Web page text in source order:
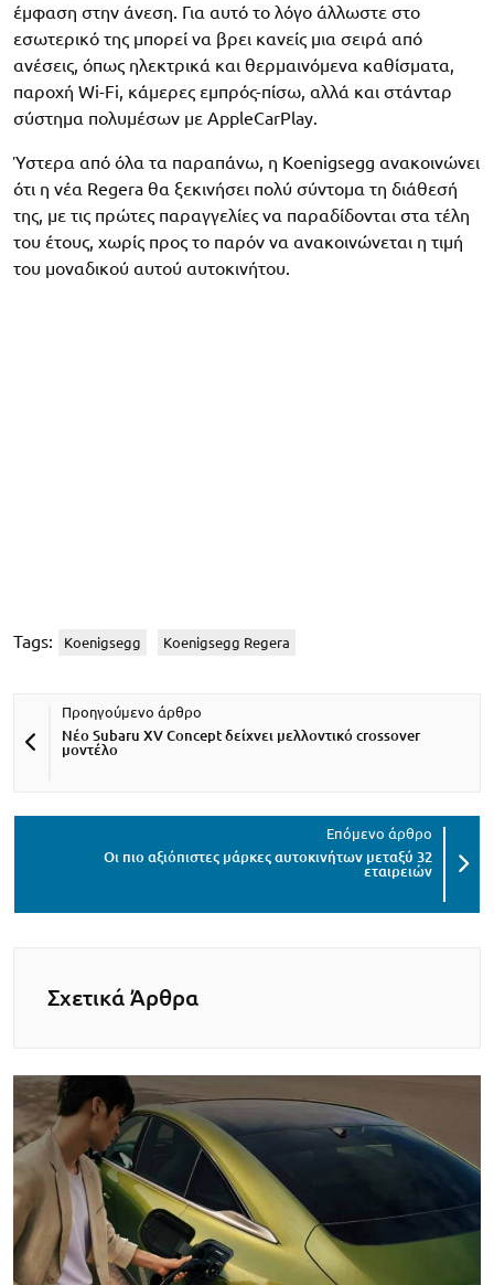
έμφαση στην άνεση. Για αυτό το λόγο άλλωστε στο
εσωτερικό της μπορεί να βρει κανείς μια σειρά από
ανέσεις, όπως ηλεκτρικά και θερμαινόμενα καθίσματα,
παροχή Wi-Fi, κάμερες εμπρός-πίσω, αλλά και στάνταρ
σύστημα πολυμέσων με AppleCarPlay.
Ύστερα από όλα τα παραπάνω, η Koenigsegg ανακοινώνει
ότι η νέα Regera θα ξεκινήσει πολύ σύντομα τη διάθεσή
της, με τις πρώτες παραγγελίες να παραδίδονται στα τέλη
του έτους, χωρίς προς το παρόν να ανακοινώνεται η τιμή
του μοναδικού αυτού αυτοκινήτου.
Tags: Koenigsegg Koenigsegg Regera
Νέο Subaru XV Concept δείχνει μελλοντικό crossover
μοντέλο
Οι πιο αξιόπιστες μάρκες αυτοκινήτων μεταξύ 32
εταιρειών
Σχετικά Άρθρα